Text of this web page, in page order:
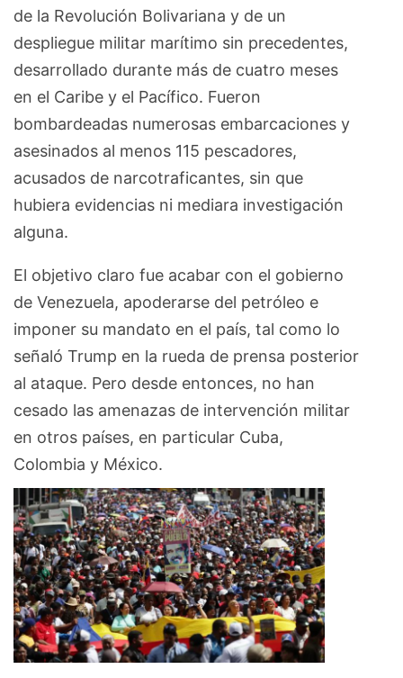
de la Revolución Bolivariana y de un
despliegue militar marítimo sin precedentes,
desarrollado durante más de cuatro meses
en el Caribe y el Pacífico. Fueron
bombardeadas numerosas embarcaciones y
asesinados al menos 115 pescadores,
acusados de narcotraficantes, sin que
hubiera evidencias ni mediara investigación
alguna.
El objetivo claro fue acabar con el gobierno
de Venezuela, apoderarse del petróleo e
imponer su mandato en el país, tal como lo
señaló Trump en la rueda de prensa posterior
al ataque. Pero desde entonces, no han
cesado las amenazas de intervención militar
en otros países, en particular Cuba,
Colombia y México.